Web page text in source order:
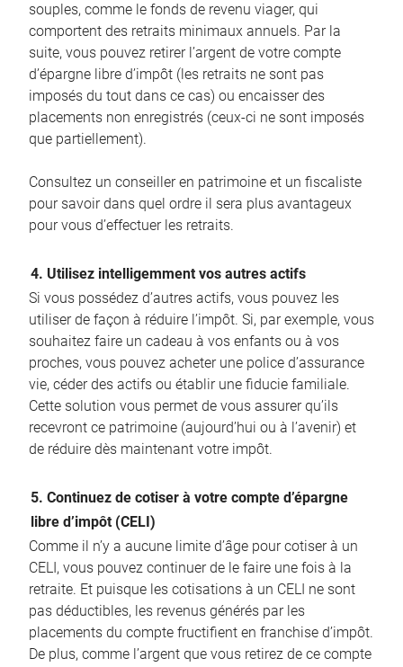
souples, comme le fonds de revenu viager, qui
comportent des retraits minimaux annuels. Par la
suite, vous pouvez retirer l’argent de votre compte
d’épargne libre d’impôt (les retraits ne sont pas
imposés du tout dans ce cas) ou encaisser des
placements non enregistrés (ceux-ci ne sont imposés
que partiellement).
Consultez un conseiller en patrimoine et un fiscaliste
pour savoir dans quel ordre il sera plus avantageux
pour vous d’effectuer les retraits.
4. Utilisez intelligemment vos autres actifs
Si vous possédez d’autres actifs, vous pouvez les
utiliser de façon à réduire l’impôt. Si, par exemple, vous
souhaitez faire un cadeau à vos enfants ou à vos
proches, vous pouvez acheter une police d’assurance
vie, céder des actifs ou établir une fiducie familiale.
Cette solution vous permet de vous assurer qu’ils
recevront ce patrimoine (aujourd’hui ou à l’avenir) et
de réduire dès maintenant votre impôt.
5. Continuez de cotiser à votre compte d’épargne
libre d’impôt (CELI)
Comme il n’y a aucune limite d’âge pour cotiser à un
CELI, vous pouvez continuer de le faire une fois à la
retraite. Et puisque les cotisations à un CELI ne sont
pas déductibles, les revenus générés par les
placements du compte fructifient en franchise d’impôt.
De plus, comme l’argent que vous retirez de ce compte